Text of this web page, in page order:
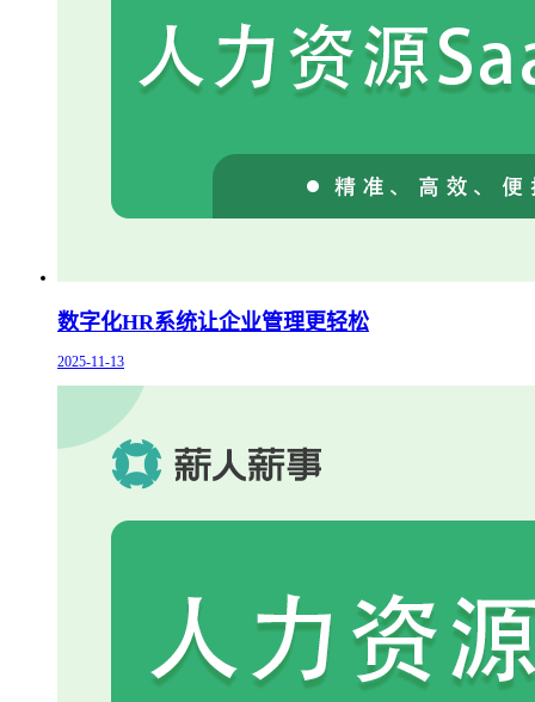
数字化HR系统让企业管理更轻松
2025-11-13